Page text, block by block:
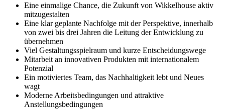
Eine einmalige Chance, die Zukunft von Wikkelhouse aktiv
mitzugestalten
Eine klar geplante Nachfolge mit der Perspektive, innerhalb
von zwei bis drei Jahren die Leitung der Entwicklung zu
übernehmen
Viel Gestaltungsspielraum und kurze Entscheidungswege
Mitarbeit an innovativen Produkten mit internationalem
Potenzial
Ein motiviertes Team, das Nachhaltigkeit lebt und Neues
wagt
Moderne Arbeitsbedingungen und attraktive
Anstellungsbedingungen